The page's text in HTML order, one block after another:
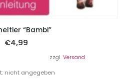
“Bambi”
€4,99
zzgl. Versand
nicht angegeben